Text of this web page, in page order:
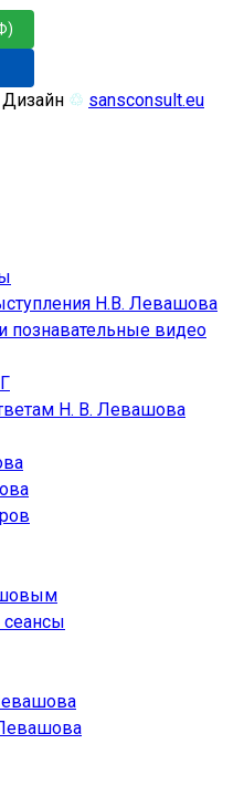
♲ sansconsult.eu
Н.В. Левашова
познавательные видео
Н. В. Левашова